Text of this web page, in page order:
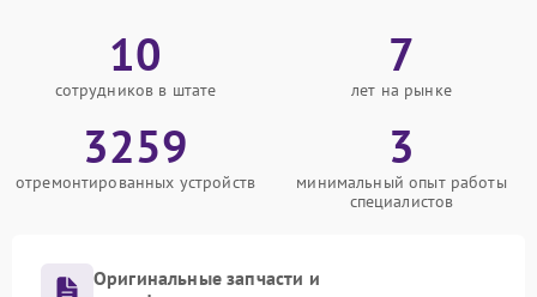
10
сотрудников в штате
7
лет на рынке
3259
отремонтированных устройств
3
минимальный опыт работы
специалистов
Оригинальные запчасти и